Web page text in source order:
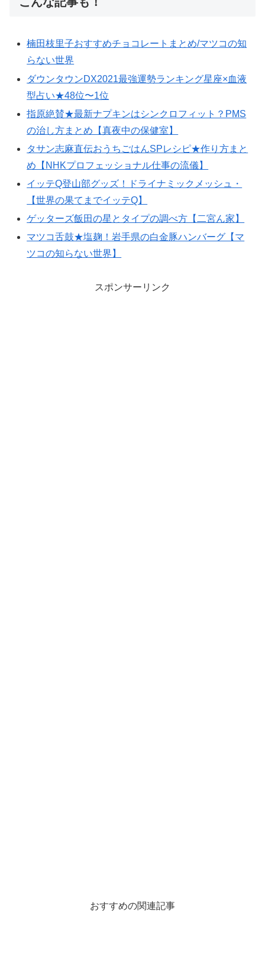
楠田枝里子おすすめチョコレートまとめ/マツコの知
らない世界
ダウンタウンDX2021最強運勢ランキング星座×血液
型占い★48位〜1位
指原絶賛★最新ナプキンはシンクロフィット？PMS
の治し方まとめ【真夜中の保健室】
タサン志麻直伝おうちごはんSPレシピ★作り方まと
め【NHKプロフェッショナル仕事の流儀】
イッテQ登山部グッズ！ドライナミックメッシュ・
【世界の果てまでイッテQ】
ゲッターズ飯田の星とタイプの調べ方【二宮ん家】
マツコ舌鼓★塩麹！岩手県の白金豚ハンバーグ【マ
ツコの知らない世界】
スポンサーリンク
おすすめの関連記事